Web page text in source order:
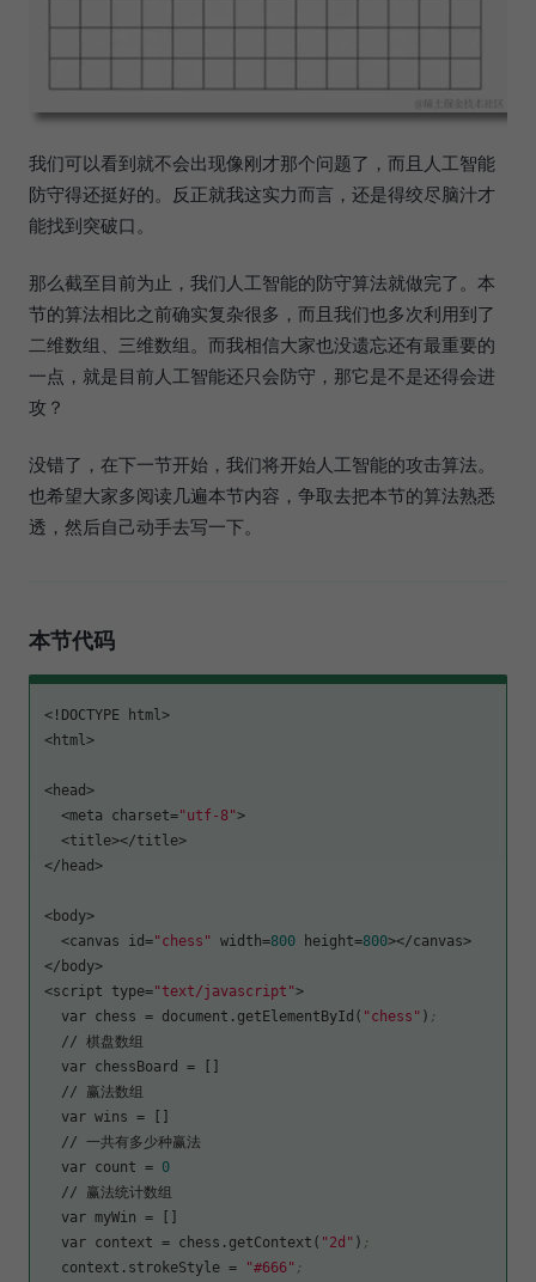
我们可以看到就不会出现像刚才那个问题了，而且人工智能
防守得还挺好的。反正就我这实力而言，还是得绞尽脑汁才
能找到突破口。
那么截至目前为止，我们人工智能的防守算法就做完了。本
节的算法相比之前确实复杂很多，而且我们也多次利用到了
二维数组、三维数组。而我相信大家也没遗忘还有最重要的
一点，就是目前人工智能还只会防守，那它是不是还得会进
攻？
没错了，在下一节开始，我们将开始人工智能的攻击算法。
也希望大家多阅读几遍本节内容，争取去把本节的算法熟悉
透，然后自己动手去写一下。
本节代码
<!DOCTYPE html>
<html>
<head>
  <meta
charset="utf-8">
  <title></title>
</head>
<body>
  <canvas
id="chess" width=800 height=800></canvas>
</body>
<script type="text/javascript">
  var
chess = document.getElementById( "chess" ) ;
  // 棋盘数组
  var
chessBoard
= []
  // 赢法数组
  var
wins = []
  // 一共有多少种赢法
  var
count = 0
  // 赢法统计数组
  var
myWin = []
  var
context = chess.getContext( "2d" ) ;
context.strokeStyle = "#666" ;